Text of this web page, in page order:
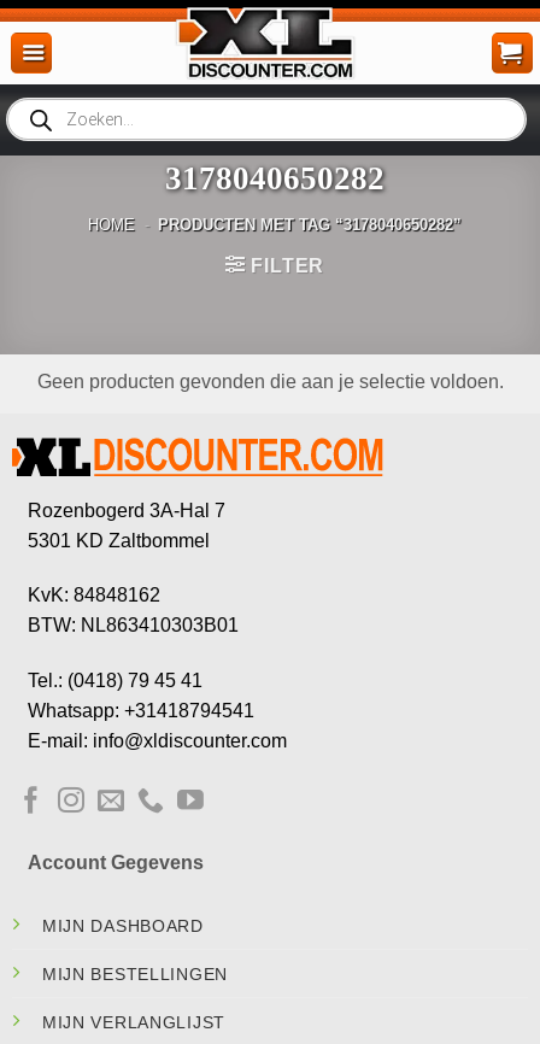
Ga
naar
inhoud
Producten
zoeken
3178040650282
HOME - PRODUCTEN MET TAG “3178040650282”
FILTER
Geen producten gevonden die aan je selectie voldoen.
Rozenbogerd 3A-Hal 7
5301 KD Zaltbommel
KvK: 84848162
BTW: NL863410303B01
Tel.: (0418) 79 45 41
Whatsapp: +31418794541
E-mail: info@xldiscounter.com
Account Gegevens
MIJN DASHBOARD
MIJN BESTELLINGEN
MIJN VERLANGLIJST